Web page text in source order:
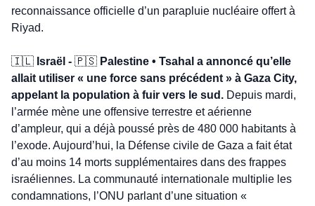
reconnaissance officielle d’un parapluie nucléaire offert à
Riyad.
🇮🇱 Israël - 🇵🇸 Palestine • Tsahal a annoncé qu’elle
allait utiliser « une force sans précédent » à Gaza City,
appelant la population à fuir vers le sud. Depuis mardi,
l’armée mène une offensive terrestre et aérienne
d’ampleur, qui a déjà poussé près de 480 000 habitants à
l’exode. Aujourd’hui, la Défense civile de Gaza a fait état
d’au moins 14 morts supplémentaires dans des frappes
israéliennes. La communauté internationale multiplie les
condamnations, l’ONU parlant d’une situation «